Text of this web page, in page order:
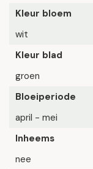
Kleur bloem
wit
Kleur blad
groen
Bloeiperiode
april - mei
Inheems
nee